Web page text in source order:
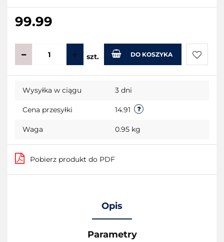
99.99
szt. DO KOSZYKA
Do
Wysyłka w ciągu 3 dni
Cena przesyłki 14.91
Waga 0.95 kg
Pobierz produkt do PDF
Opis
Parametry